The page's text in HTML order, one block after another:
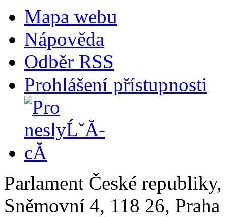
Mapa webu
Nápověda
Odběr RSS
Prohlášení přístupnosti
Parlament České
Sněmovní 4, 118 26,